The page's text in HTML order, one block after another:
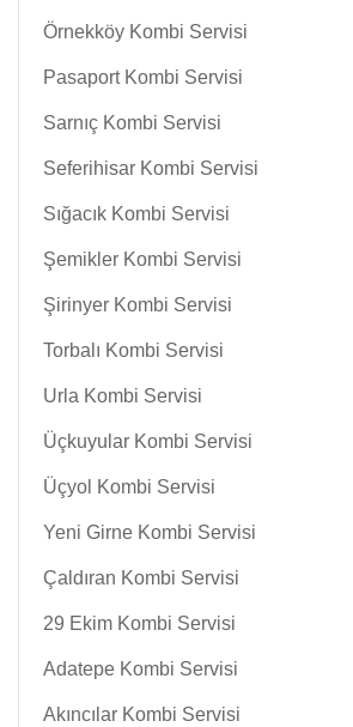
Örnekköy Kombi Servisi
Pasaport Kombi Servisi
Sarnıç Kombi Servisi
Seferihisar Kombi Servisi
Sığacık Kombi Servisi
Şemikler Kombi Servisi
Şirinyer Kombi Servisi
Torbalı Kombi Servisi
Urla Kombi Servisi
Üçkuyular Kombi Servisi
Üçyol Kombi Servisi
Yeni Girne Kombi Servisi
Çaldıran Kombi Servisi
29 Ekim Kombi Servisi
Adatepe Kombi Servisi
Akıncılar Kombi Servisi